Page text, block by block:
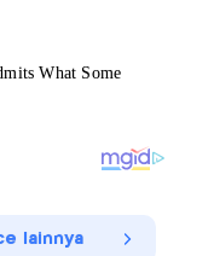
lainnya